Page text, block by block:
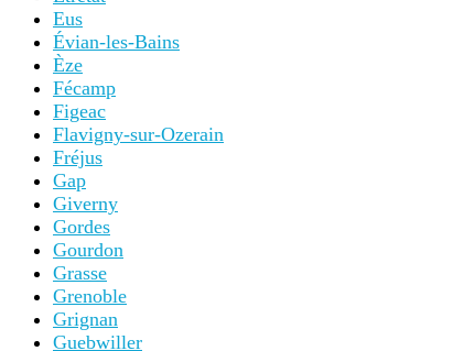
Eus
Évian-les-Bains
Èze
Fécamp
Figeac
Flavigny-sur-Ozerain
Fréjus
Gap
Giverny
Gordes
Gourdon
Grasse
Grenoble
Grignan
Guebwiller